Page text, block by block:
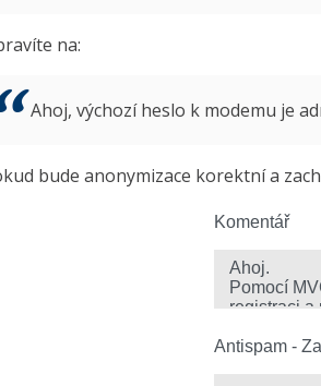
na:
Ahoj, výchozí heslo k modemu je
bude anonymizace korektní a
Komentář
Antispam -